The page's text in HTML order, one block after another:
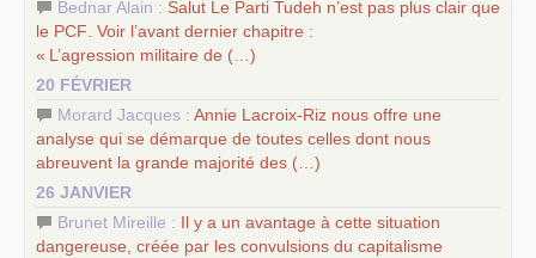
Bednar Alain : Salut Le Parti Tudeh n’est pas plus clair que
le PCF. Voir l’avant dernier chapitre :
« L’agression militaire de (…)
20 FÉVRIER
Morard Jacques : Annie Lacroix-Riz nous offre une
analyse qui se démarque de toutes celles dont nous
abreuvent la grande majorité des (…)
26 JANVIER
Brunet Mireille : Il y a un avantage à cette situation
dangereuse, créée par les convulsions du capitalisme